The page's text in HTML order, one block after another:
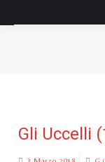
Gli Uccelli